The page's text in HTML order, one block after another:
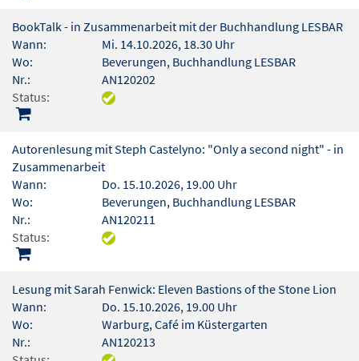
BookTalk - in Zusammenarbeit mit der Buchhandlung LESBAR
Wann:
Mi. 14.10.2026, 18.30 Uhr
Wo:
Beverungen, Buchhandlung LESBAR
Nr.:
AN120202
Status:
Autorenlesung mit Steph Castelyno: "Only a second night" - in
Zusammenarbeit
Wann:
Do. 15.10.2026, 19.00 Uhr
Wo:
Beverungen, Buchhandlung LESBAR
Nr.:
AN120211
Status:
Lesung mit Sarah Fenwick: Eleven Bastions of the Stone Lion
Wann:
Do. 15.10.2026, 19.00 Uhr
Wo:
Warburg, Café im Küstergarten
Nr.:
AN120213